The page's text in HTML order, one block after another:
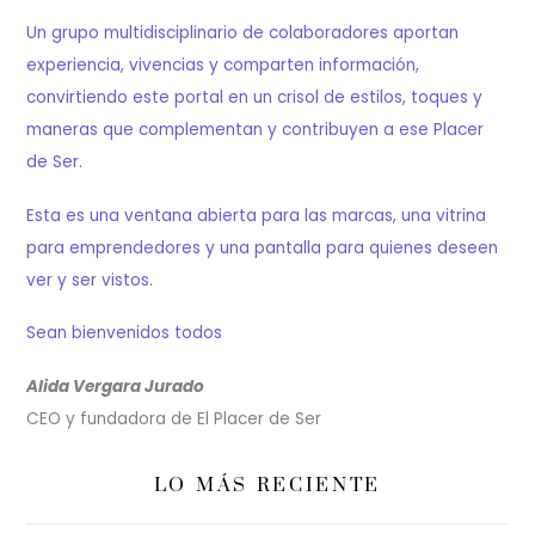
Un grupo multidisciplinario de colaboradores aportan
experiencia, vivencias y comparten información,
convirtiendo este portal en un crisol de estilos, toques y
maneras que complementan y contribuyen a ese Placer
de Ser.
Esta es una ventana abierta para las marcas, una vitrina
para emprendedores y una pantalla para quienes deseen
ver y ser vistos.
Sean bienvenidos todos
Alida Vergara Jurado
CEO y fundadora de El Placer de Ser
LO MÁS RECIENTE